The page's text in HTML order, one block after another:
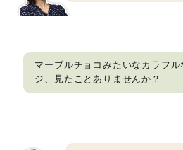
マーブルチョコみたいなカラフル
ジ、見たことありませんか？